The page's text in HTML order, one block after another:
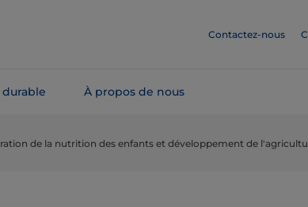
Contactez-nous
À propos de nous
de la nutrition des enfants et développement de